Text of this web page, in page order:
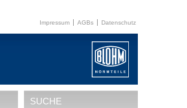
Impressum AGBs Datenschutz
SUCHE